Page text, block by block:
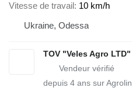
Vitesse de travail 10 km/h
Ukraine, Odessa
TOV "Veles Agro LTD"
depuis 4 ans sur